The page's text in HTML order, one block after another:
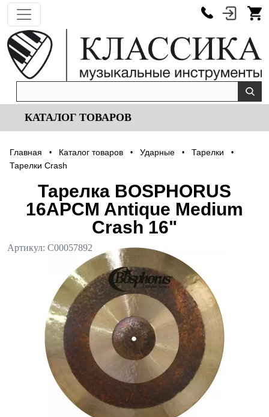
КАТАЛОГ ТОВАРОВ
Главная • Каталог товаров • Ударные • Тарелки •
Тарелки Crash
Тарелка BOSPHORUS
16APCM Antique Medium
Crash 16"
Артикул: С00057892